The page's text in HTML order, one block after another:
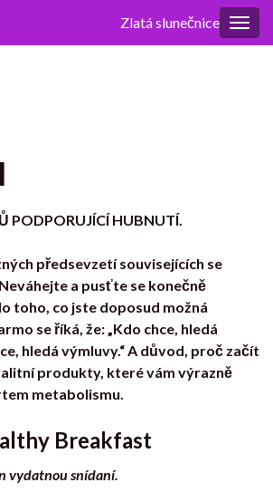
Zlatá slunečnice
PODPORUJÍCÍ HUBNUTÍ.
předsevzetí souvisejících se
a pusťte se konečně
toho, co jste doposud možná
se říká, že: „Kdo chce, hledá
hledá výmluvy.“ A důvod, proč začít
produkty, které vám výrazně
metabolismu.
Breakfast
vydatnou snídaní.